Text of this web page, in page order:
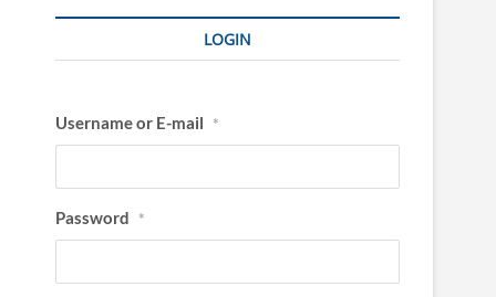
LOGIN
Username or E-mail *
Password *